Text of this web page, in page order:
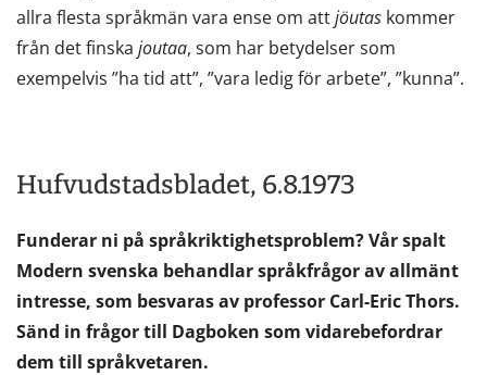
allra flesta språkmän vara ense om attjöutas kommer
från det finska joutaa, som har betydelser som
exempelvis ”ha tid att”, ”vara ledig för arbete”, ”kunna”.
Hufvudstadsbladet, 6.8.1973
Funderar ni på språkriktighetsproblem? Vår spalt
Modern svenska behandlar språkfrågor av allmänt
intresse, som besvaras av professor Carl-Eric Thors.
Sänd in frågor till Dagboken som vidarebefordrar
dem till språkvetaren.